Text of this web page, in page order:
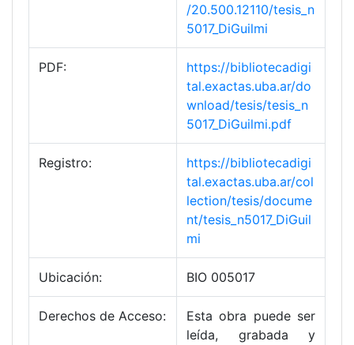
/20.500.12110/tesis_n
5017_DiGuilmi
PDF:
https://bibliotecadigi
tal.exactas.uba.ar/do
wnload/tesis/tesis_n
5017_DiGuilmi.pdf
Registro:
https://bibliotecadigi
tal.exactas.uba.ar/col
lection/tesis/docume
nt/tesis_n5017_DiGuil
mi
Ubicación: BIO 005017
Derechos de Acceso:
Esta obra puede ser
leída, grabada y